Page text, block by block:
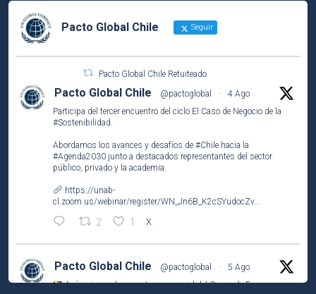
Pacto Global Chile Seguir
Pacto Global Chile Retuiteado
Pacto Global Chile @pactoglobal ·
4 Ago
Participa del tercer encuentro del ciclo El Caso de Negocio de la
#Sostenibilidad
Abordamos los avances y desafíos de #Chile hacia la
#Agenda2030 junto a destacados representantes del sector
público, privado y la academia.
https://unab-
cl.zoom.us/webinar/register/WN_Jn6B_K2cSYudocZv...
2 1 X
Pacto Global Chile @pactoglobal ·
5 Ago
Así vivimos el encuentro presencial del Grupo de Empresas